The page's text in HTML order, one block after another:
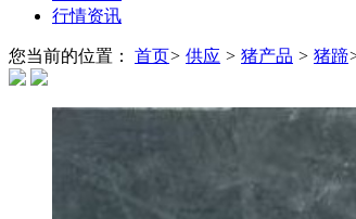
行情资讯
您当前的位置： 首页> 供应 > 猪产品 > 猪蹄